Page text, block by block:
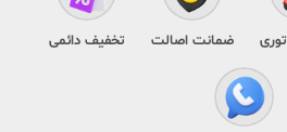
ضمانت اصالت تخفیف دائمی